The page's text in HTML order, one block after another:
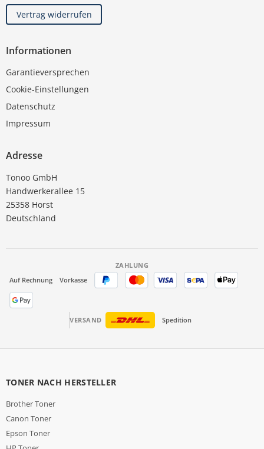
Vertrag widerrufen
Informationen
Garantieversprechen
Cookie-Einstellungen
Datenschutz
Impressum
Adresse
Tonoo GmbH
Handwerkerallee 15
25358 Horst
Deutschland
ZAHLUNG
Auf Rechnung
Vorkasse
VERSAND Spedition
TONER NACH HERSTELLER
Brother Toner
Canon Toner
Epson Toner